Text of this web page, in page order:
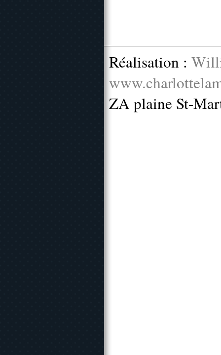
Réalisation :
ZA plaine St-